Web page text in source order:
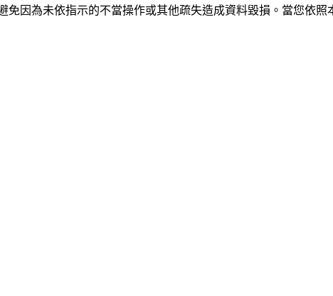
因為未依指示的不當操作或其他疏失造成資料毀損。當您依